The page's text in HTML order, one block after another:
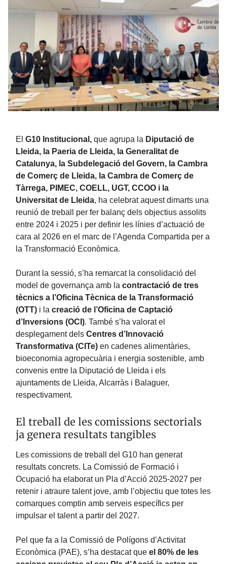
El G10 Institucional, que agrupa la Diputació de
Lleida, la Paeria de Lleida, la Generalitat de
Catalunya, la Subdelegació del Govern, la Cambra
de Comerç de Lleida, la Cambra de Comerç de
Tàrrega, PIMEC, COELL, UGT, CCOO i la
Universitat de Lleida, ha celebrat aquest dimarts una
reunió de treball per fer balanç dels objectius assolits
entre 2024 i 2025 i per definir les línies d’actuació de
cara al 2026 en el marc de l’Agenda Compartida per a
la Transformació Econòmica.
Durant la sessió, s’ha remarcat la consolidació del
model de governança amb la contractació de tres
tècnics a l’Oficina Tècnica de la Transformació
(OTT) i la creació de l’Oficina de Captació
d’Inversions (OCI). També s’ha valorat el
desplegament dels Centres d’Innovació
Transformativa (CITe) en cadenes alimentàries,
bioeconomia agropecuària i energia sostenible, amb
convenis entre la Diputació de Lleida i els
ajuntaments de Lleida, Alcarràs i Balaguer,
respectivament.
El treball de les comissions sectorials
ja genera resultats tangibles
Les comissions de treball del G10 han generat
resultats concrets. La Comissió de Formació i
Ocupació ha elaborat un Pla d’Acció 2025-2027 per
retenir i atraure talent jove, amb l’objectiu que totes les
comarques comptin amb serveis específics per
impulsar el talent a partir del 2027.
Pel que fa a la Comissió de Polígons d’Activitat
Econòmica (PAE), s’ha destacat que el 80% de les